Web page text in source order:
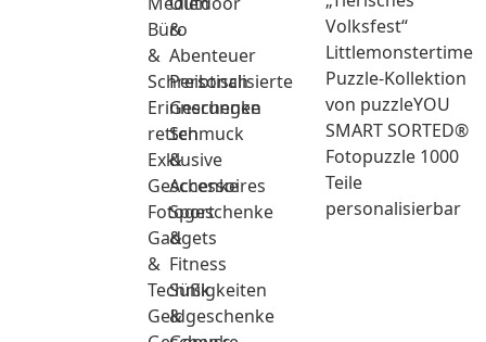
Büro
&
Schreibtisch
Erinnerungen
retten
Exklusive
Geschenke
Fotogeschenke
Gadgets
&
Technik
Geldgeschenke
&
Abenteuer
Personalisierte
Geschenke
Schmuck
&
Accessoires
Sport
&
Fitness
Süßigkeiten
&
Volksfest“
Littlemonstertime
Puzzle-Kollektion
von puzzleYOU
SMART SORTED®
Fotopuzzle 1000
Teile
personalisierbar